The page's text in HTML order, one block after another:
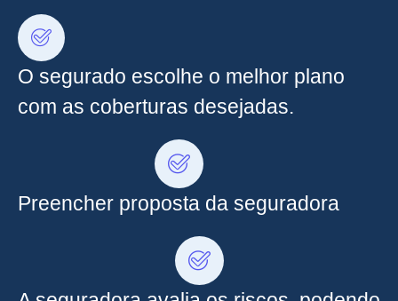
O segurado escolhe o melhor plano
com as coberturas desejadas.
Preencher proposta da seguradora